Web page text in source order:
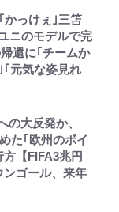
かっけぇ｣三笘
ニのモデルで完
還に｢チームか
｢元気な姿見れ
の大反発か、
た｢欧州のボイ
【FIFA3兆円
ンゴール、来年
』悠木シュン・
るゾ
パッキング」7
ながる「荷物
のコツとは？
バイクで暑さ
ライム、砂利道
を振り返る50
年
億円・お洒落・
日本代表
ちっく短髪”変
ン」大反響 意
時代の学びと
を切り拓いた
「すっごい勉強
「落ちたと思っ
行かなかったん
れる「伝説の
「Zザク」に
していた!?
トレッチ5に大
…
でした。~生活
ので貴族を目指